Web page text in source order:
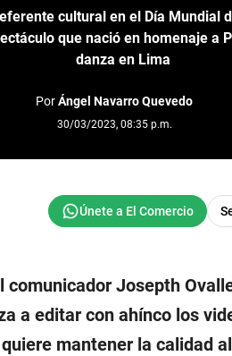
cultural en el Día Mundial
que nació en homenaje a
danza en Lima
PorÁngel Navarro Quevedo
30/03/2023, 08:35 p.m.
comunicador Josepth
a editar con ahínco los
mantener la calidad